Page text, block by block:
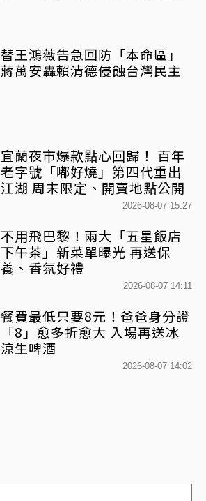
替王鴻薇告急回防「本命區」
蔣萬安轟賴清德侵蝕台灣民主
宜蘭夜市爆款點心回歸！ 百年
老字號「嘟好燒」第四代重出
江湖 周末限定、開賣地點公開
2026-08-07 15:27
不用飛巴黎！兩大「五星飯店
下午茶」新菜單曝光 再送保
養、香氛好禮
2026-08-07 14:11
餐費最低只要8元！爸爸身分證
「8」愈多折愈大 入場再送冰
涼生啤酒
2026-08-07 14:02